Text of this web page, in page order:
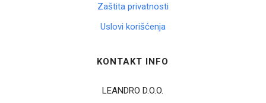
Zaštita privatnosti
Uslovi korišćenja
KONTAKT INFO
LEANDRO D.O.O.